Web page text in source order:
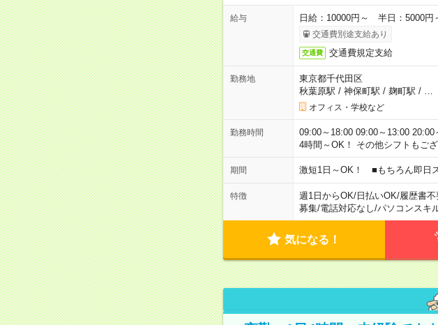
給与 日給：10000円～ 半日：5000
交通費別途支給あり
交通費 交通費規定支給
勤務地
東京都千代田区
秋葉原駅 / 神保町駅 / 麹町駅 /
オフィス・学校など
勤務時間
09:00～18:00 09:00～13:00
4時間～OK！ その他シフトもご
期間 激短1日～OK！ ■もちろん即日
特徴 週1日からOK/日払いOK/履歴書不
募集/電話対応なし/パソコンスキ
気になる！